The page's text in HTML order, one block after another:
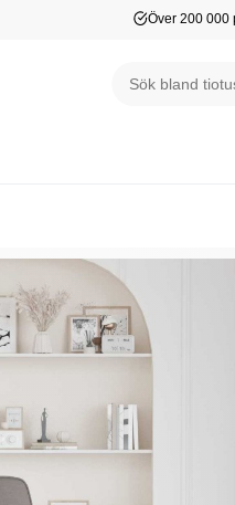
Över 200 000